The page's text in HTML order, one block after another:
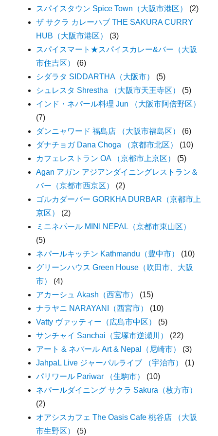
スパイスタウン Spice Town（大阪市港区）
(2)
ザ サクラ カレーハブ THE SAKURA CURRY
HUB（大阪市港区）
(3)
スパイスマート★スパイスカレー&バー（大阪
市住吉区）
(6)
シダラタ SIDDARTHA（大阪市）
(5)
シュレスタ Shrestha （大阪市天王寺区）
(5)
インド・ネパール料理 Jun （大阪市阿倍野区）
(7)
ダンニャワード 福島店 （大阪市福島区）
(6)
ダナチョガ Dana Choga （京都市北区）
(10)
カフェレストラン OA （京都市上京区）
(5)
Agan アガン アジアンダイニングレストラン＆
バー（京都市西京区）
(2)
ゴルカダーバー GORKHA DURBAR（京都市上
京区）
(2)
ミニネパール MINI NEPAL（京都市東山区）
(5)
ネパールキッチン Kathmandu（豊中市）
(10)
グリーンハウス Green House（吹田市、大阪
市）
(4)
アカーシュ Akash（西宮市）
(15)
ナラヤニ NARAYANI（西宮市）
(10)
Vatty ヴァッティー（広島市中区）
(5)
サンチャイ Sanchai（宝塚市逆瀬川）
(22)
アート & ネパール Art & Nepal（尼崎市）
(3)
JahpaL Live ジャーパルライブ （宇治市）
(1)
パリワール Pariwar （生駒市）
(10)
ネパールダイニング サクラ Sakura（枚方市）
(2)
オアシスカフェ The Oasis Cafe 桃谷店 （大阪
市生野区）
(5)